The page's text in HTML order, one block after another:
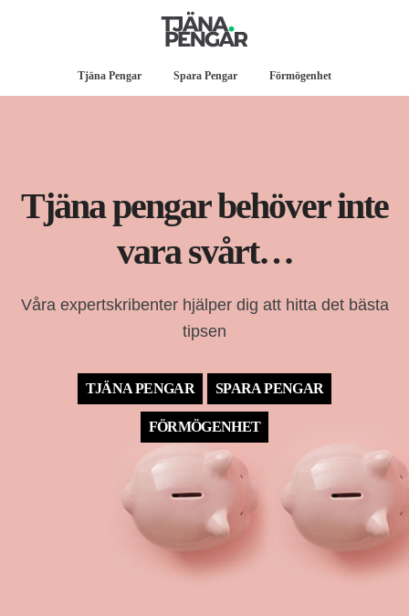
Tjäna Pengar Spara Pengar Förmögenhet
Tjäna pengar behöver inte
vara svårt…
Våra expertskribenter hjälper dig att hitta det bästa
tipsen
TJÄNA PENGAR SPARA PENGAR
FÖRMÖGENHET